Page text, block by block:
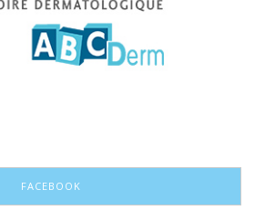
FACEBOOK